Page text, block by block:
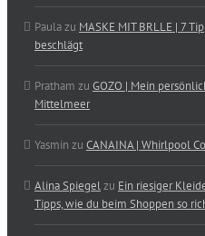
Paulazu MASKE MIT BRLLE | 7
beschlägt
Pratham zu GOZO | Mein
Mittelmeer
Yasmin zu CANAINA | Whirlpool
Alina Spiegelzu Ein riesiger
Tipps, wie du beim Shoppen so